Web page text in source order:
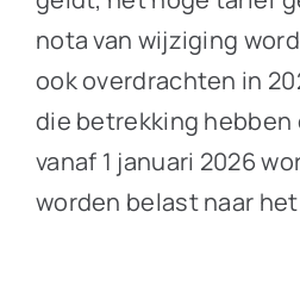
nota van wijziging
ook overdrachten in
die betrekking
vanaf 1 januari 2026
worden belast naar